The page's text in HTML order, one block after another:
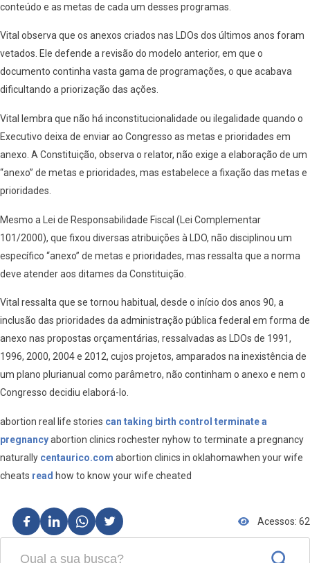
conteúdo e as metas de cada um desses programas.
Vital observa que os anexos criados nas LDOs dos últimos anos foram
vetados. Ele defende a revisão do modelo anterior, em que o
documento continha vasta gama de programações, o que acabava
dificultando a priorização das ações.
Vital lembra que não há inconstitucionalidade ou ilegalidade quando o
Executivo deixa de enviar ao Congresso as metas e prioridades em
anexo. A Constituição, observa o relator, não exige a elaboração de um
“anexo” de metas e prioridades, mas estabelece a fixação das metas e
prioridades.
Mesmo a Lei de Responsabilidade Fiscal (Lei Complementar
101/2000), que fixou diversas atribuições à LDO, não disciplinou um
específico “anexo” de metas e prioridades, mas ressalta que a norma
deve atender aos ditames da Constituição.
Vital ressalta que se tornou habitual, desde o início dos anos 90, a
inclusão das prioridades da administração pública federal em forma de
anexo nas propostas orçamentárias, ressalvadas as LDOs de 1991,
1996, 2000, 2004 e 2012, cujos projetos, amparados na inexistência de
um plano plurianual como parâmetro, não continham o anexo e nem o
Congresso decidiu elaborá-lo.
abortion real life stories can taking birth control terminate a
pregnancyabortion clinics rochester nyhow to terminate a pregnancy
naturally centaurico.com abortion clinics in oklahomawhen your wife
cheats read how to know your wife cheated
Acessos: 62